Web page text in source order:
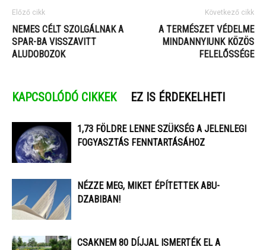
Előző cikk
NEMES CÉLT SZOLGÁLNAK A
SPAR-BA VISSZAVITT
ALUDOBOZOK
Következő cikk
A TERMÉSZET VÉDELME
MINDANNYIUNK KÖZÖS
FELELŐSSÉGE
KAPCSOLÓDÓ CIKKEK EZ IS ÉRDEKELHETI
1,73 FÖLDRE LENNE SZÜKSÉG A JELENLEGI
FOGYASZTÁS FENNTARTÁSÁHOZ
NÉZZE MEG, MIKET ÉPÍTETTEK ABU-
DZABIBAN!
​CSAKNEM 80 DÍJJAL ISMERTÉK EL A